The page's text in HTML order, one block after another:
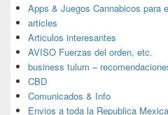
Apps & Juegos Cannabicos para
articles
Articulos interesantes
AVISO Fuerzas del orden, etc.
business tulum –
CBD
Comunicados & Info
Envios a toda la Republica